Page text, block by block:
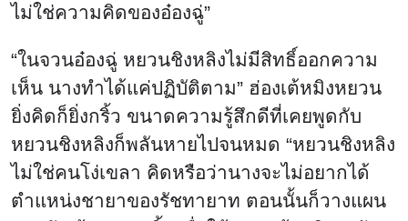
ไม่ใช่ความคิดของอ๋องฉู่”